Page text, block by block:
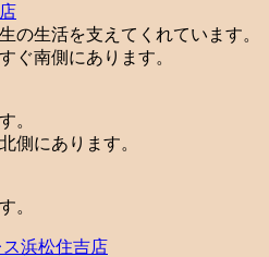
の生活を支えてくれています。
ぐ南側にあります。
。
側にあります。
。
浜松住吉店